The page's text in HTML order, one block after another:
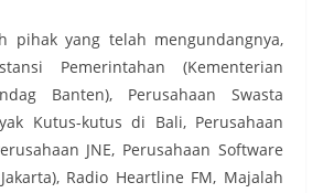
pihak yang telah mengundangnya,
Pemerintahan (Kementerian
Banten), Perusahaan Swasta
Kutus-kutus di Bali, Perusahaan
JNE, Perusahaan Software
Radio Heartline FM, Majalah